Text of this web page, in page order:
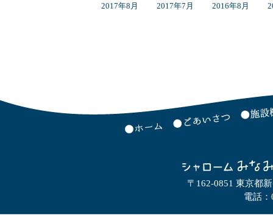
2017年8月 2017年7月 2016年8月
〒162-0851 東京都
電話